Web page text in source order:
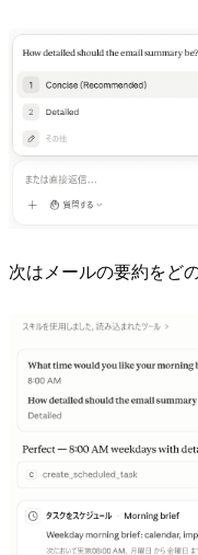
次はメールの要約をど